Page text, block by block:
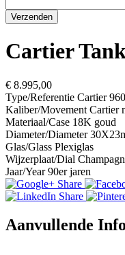
Cartier
€ 8.995,00
Type/Referentie Cartier
Kaliber/Movement Cartier
Materiaal/Case 18K goud
Diameter/Diameter
Glas/Glass Plexiglas
Wijzerplaat/Dial
Jaar/Year90er jaren
Aanvullende